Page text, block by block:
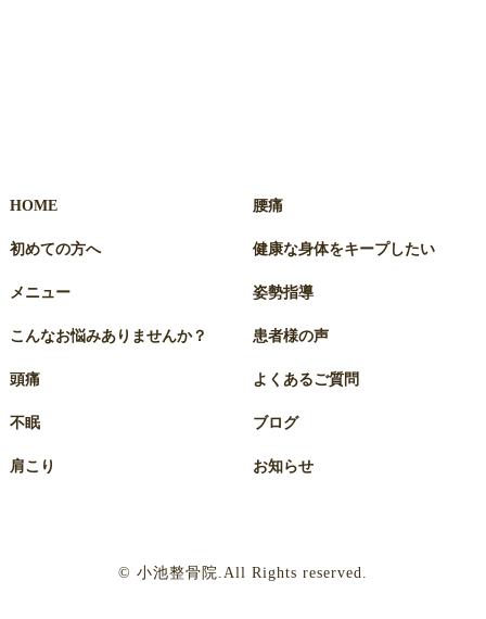
HOME
初めての方へ
メニュー
こんなお悩みありませんか？
頭痛
不眠
肩こり
腰痛
健康な身体をキープしたい
姿勢指導
患者様の声
よくあるご質問
ブログ
お知らせ
© 小池整骨院.All Rights reserved.